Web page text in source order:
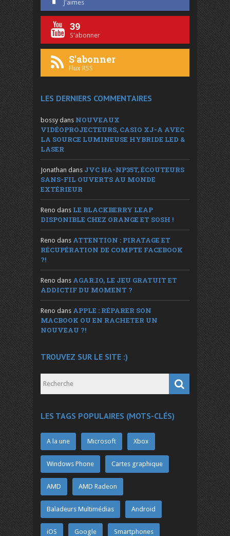
J'aimes
39
S'abonner
S'abonner
Flux RSS
LES DERNIERS COMMENTAIRES
bossy dans NOUVEAUX
VIDÉOPROJECTEURS, CASIO XJ-A AVEC
LA SOURCE LUMINEUSE HYBRIDE LED &
LASER
Jonathan dans JVC HA-NP35T, ÉCOUTEURS
SANS-FIL OUVERTS AU MONDE
EXTÉRIEUR
Reno dans LE BLACKBERRY LEAP
DISPONIBLE CHEZ ORANGE ET SOSH !
Reno dans ATTENTION : PIRATAGE ET
RÉCUPÉRATION DE COMPTE FACEBOOK
?!
Reno dans AGAR.IO, LE JEU GRATUIT ET
ADDICTIF DU MOMENT ?
Reno dans APPLE : RÉPARER SON
MACBOOK OU EN RACHETER UN
NOUVEAU ?!
TROUVEZ SUR LE SITE :)
LES TAGS POPULAIRES (MOTS-CLÉS)
A la une Microsoft Xbox
Windows Phone Cartes graphique
AMD AMD Radeon
Baladeurs Multimédias Android
iOS Google Smartphones